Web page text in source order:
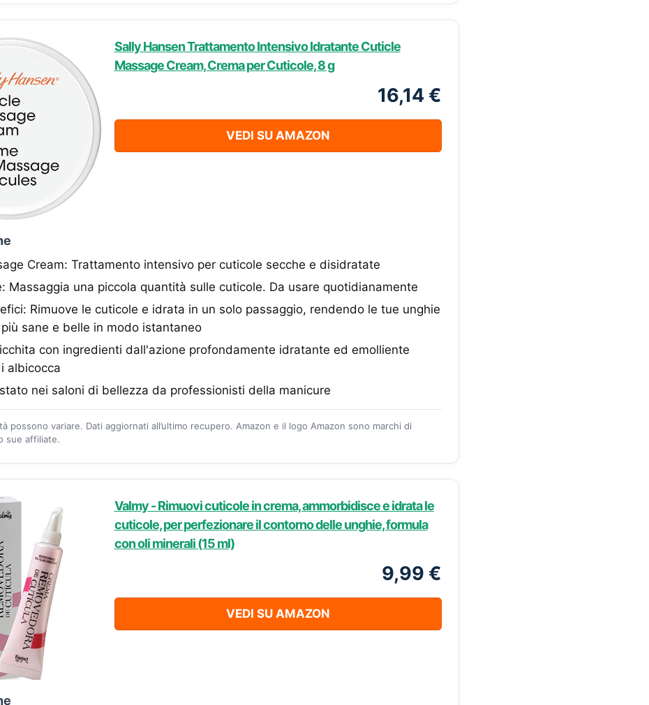
Sally Hansen Trattamento Intensivo Idratante Cuticle
Massage Cream, Crema per Cuticole, 8 g
16,14 €
VEDI SU AMAZON
Cream: Trattamento intensivo per cuticole secche e disidratate
Massaggia una piccola quantità sulle cuticole. Da usare quotidianamente
Rimuove le cuticole e idrata in un solo passaggio, rendendo le tue unghie
sane e belle in modo istantaneo
con ingredienti dall'azione profondamente idratante ed emolliente
albicocca
nei saloni di bellezza da professionisti della manicure
possono variare. Dati aggiornati all’ultimo recupero. Amazon e il logo Amazon sono marchi di
sue affiliate.
Valmy - Rimuovi cuticole in crema, ammorbidisce e idrata le
cuticole, per perfezionare il contorno delle unghie, formula
con oli minerali (15 ml)
9,99 €
VEDI SU AMAZON